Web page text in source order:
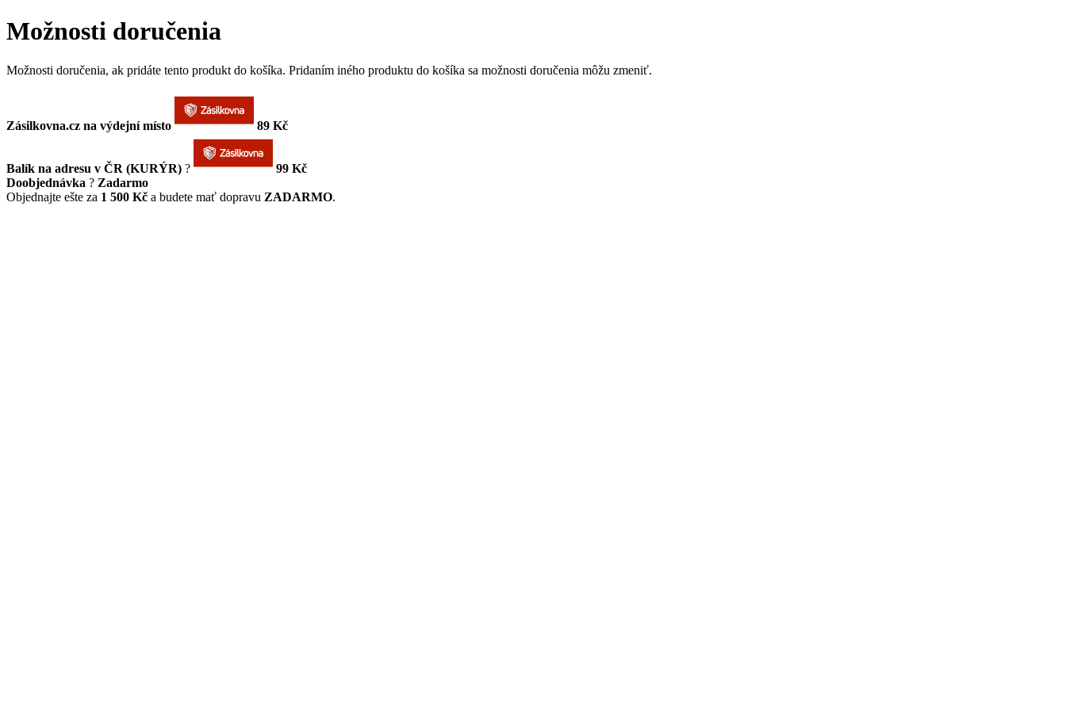
Možnosti doručenia
Možnosti doručenia, ak pridáte tento produkt do košíka. Pridaním iného produktu do košíka sa možnosti doručenia môžu zmeniť.
Zásilkovna.cz na výdejní místo 89 Kč
Balík na adresu v ČR (KURÝR) ?
99 Kč
Doobjednávka ? Zadarmo
Objednajte ešte za 1 500 Kč a budete mať dopravu ZADARMO.